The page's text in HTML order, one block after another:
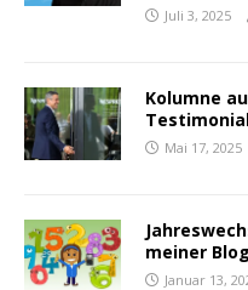
Juli 3, 2025
Kolumne
Mai 17, 2025
meiner
Januar 13,